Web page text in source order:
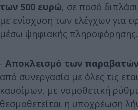
των 500 ευρώ, σε ποσό
με ενίσχυση των ελέγχων για
μέσω ψηφιακής πληροφόρησης.
- Αποκλεισμό των
από συνεργασία με όλες τις
καυσίμων, με νομοθετική
θεσμοθετείται η υποχρέωση